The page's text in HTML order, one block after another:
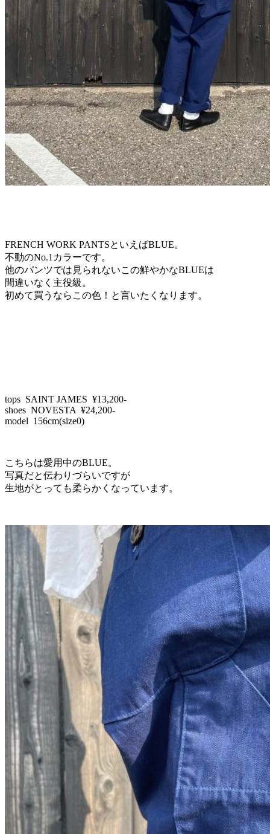
FRENCH WORK PANTSといえばBLUE。
不動のNo.1カラーです。
他のパンツでは見られないこの鮮やかなBLUEは
間違いなく主役級。
初めて買うならこの色！と言いたくなります。
tops SAINT JAMES ¥13,200-
shoes NOVESTA ¥24,200-
model 156cm(size0)
こちらは愛用中のBLUE。
写真だと伝わりづらいですが
生地がとっても柔らかくなっています。